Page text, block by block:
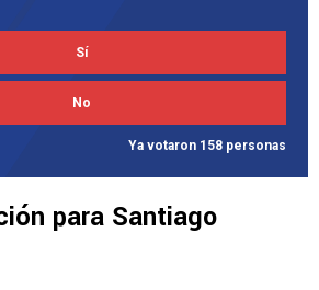
Sí
No
Ya votaron 158 personas
para Santiago